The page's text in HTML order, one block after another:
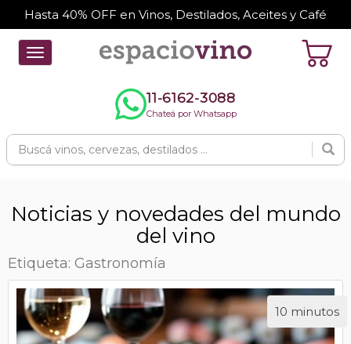
Hasta 40% OFF en Vinos, Destilados, Aceites y Café
Toggle
navigation
11-6162-3088
Chateá por Whatsapp
Noticias y novedades del mundo
del vino
Etiqueta: Gastronomía
10 minutos